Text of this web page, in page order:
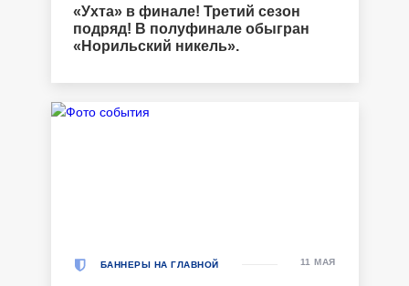
«Ухта» в финале! Третий сезон
подряд! В полуфинале обыгран
«Норильский никель».
БАННЕРЫ НА ГЛАВНОЙ 11 МАЯ